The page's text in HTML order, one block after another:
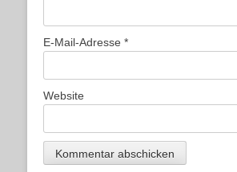
E-Mail-Adresse *
Website